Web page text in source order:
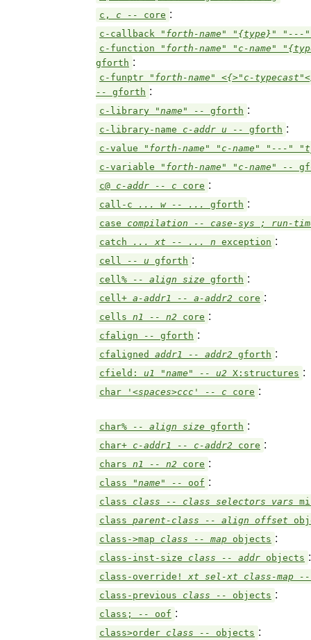
c, c -- core :
c-callback
"forth-name" "{type}"
c-function
"forth-name" "c-name"
gforth :
c-funptr
"forth-name" <{>"c-
-- gforth :
c-library "name" -- gforth :
c-library-name c-addr u -- gforth :
c-value
"forth-name" "c-name" "---"
c-variable
"forth-name" "c-name" --
c@ c-addr -- c core :
call-c ... w -- ... gforth :
case compilation -- case-sys ; run-
catch
... xt -- ... n exception :
cell -- u gforth :
cell% -- align size gforth :
cell+ a-addr1 -- a-addr2 core :
cells n1 -- n2 core :
cfalign -- gforth :
cfaligned addr1 -- addr2 gforth :
cfield: u1 "name" -- u2 X:structures :
char '<spaces>ccc' -- c core :
char% -- align size gforth :
char+ c-addr1 -- c-addr2 core :
chars n1 -- n2 core :
class "name" -- oof :
class class -- class selectors vars
class parent-class -- align offset
class->map class -- map objects :
class-inst-size class -- addr objects :
class-override! xt sel-xt class-map
class-previous class -- objects :
class; -- oof :
class>order class -- objects :